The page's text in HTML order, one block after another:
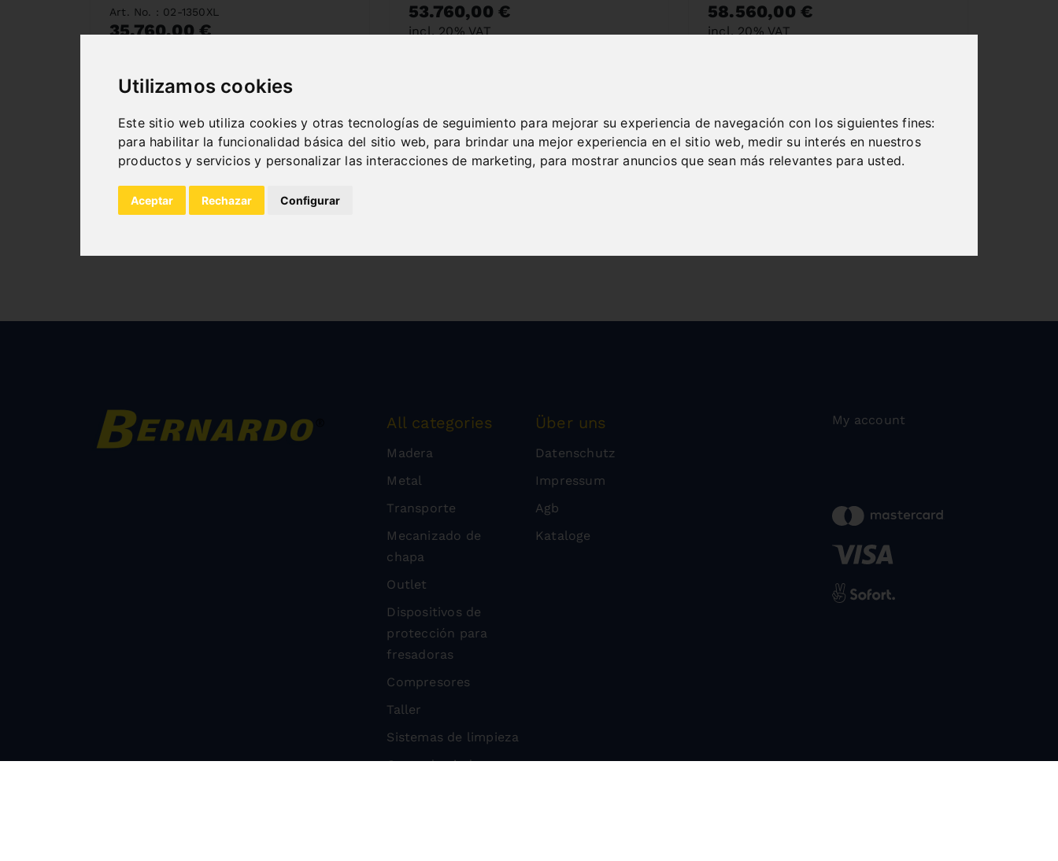
Utilizamos cookies
Este sitio web utiliza cookies y otras tecnologías de seguimiento para mejorar su experiencia de navegación con los siguientes fines:
para habilitar la funcionalidad básica del sitio web, para brindar una mejor experiencia en el sitio web, medir su interés en nuestros
productos y servicios y personalizar las interacciones de marketing, para mostrar anuncios que sean más relevantes para usted.
Aceptar Rechazar Configurar
Art. No. : 02-1350XL
35.760,00 €
Out of Stock
53.760,00 €
incl. 20% VAT
58.560,00 €
incl. 20% VAT
All categories
Madera
Metal
Transporte
Mecanizado de
chapa
Outlet
Dispositivos de
protección para
fresadoras
Compresores
Taller
Sistemas de limpieza
Corte de piedra
Über uns
Datenschutz
Impressum
Agb
Kataloge
My account